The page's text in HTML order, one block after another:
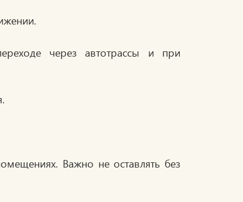
через автотрассы и при
Важно не оставлять без